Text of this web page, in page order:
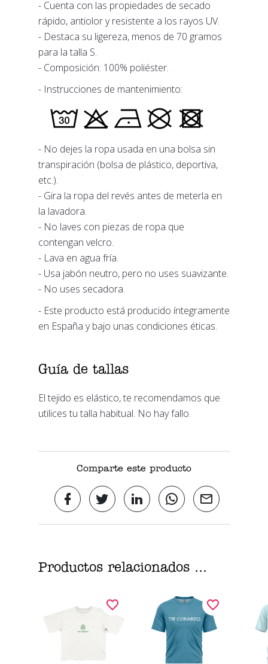
- Cuenta con las propiedades de secado
rápido, antiolor y resistente a los rayos UV.
- Destaca su ligereza, menos de 70 gramos
para la talla S.
- Composición: 100% poliéster.
- Instrucciones de mantenimiento:
- No dejes la ropa usada en una bolsa sin
transpiración (bolsa de plástico, deportiva,
etc.).
- Gira la ropa del revés antes de meterla en
la lavadora.
- No laves con piezas de ropa que
contengan velcro.
- Lava en agua fría.
- Usa jabón neutro, pero no uses suavizante.
- No uses secadora.
- Este producto está producido íntegramente
en España y bajo unas condiciones éticas.
Guía de tallas
El tejido es elástico, te recomendamos que
utilices tu talla habitual. No hay fallo.
Comparte este producto
Productos relacionados ...